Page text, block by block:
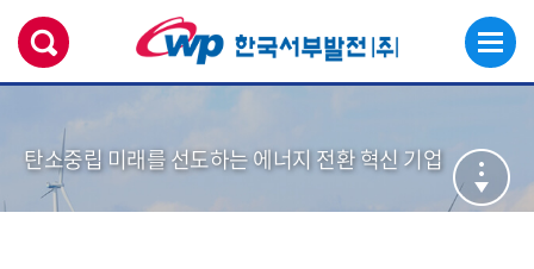
탄소중립 미래를 선도하는 에너지 전환 혁신 기업